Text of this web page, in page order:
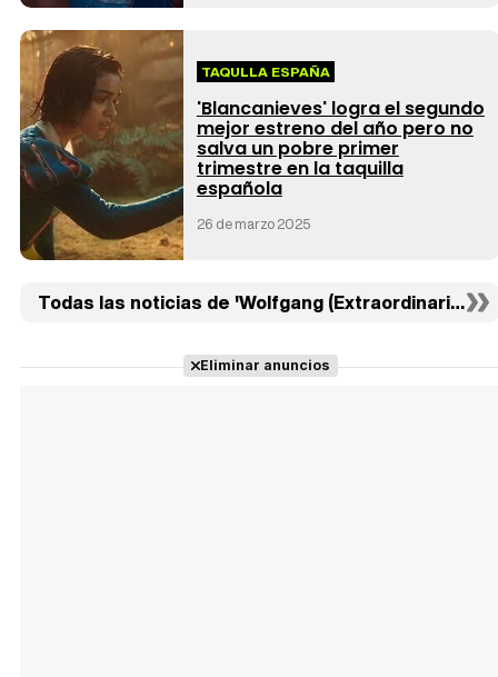
TAQULLA ESPAÑA
'Blancanieves' logra el segundo
mejor estreno del año pero no
salva un pobre primer
trimestre en la taquilla
española
26 de marzo 2025
Todas las noticias de 'Wolfgang (Extraordinario)' (6)
Eliminar anuncios